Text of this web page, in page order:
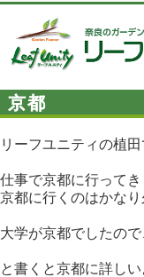
京都
リーフユニティの植田
仕事で京都に行ってき
京都に行くのはかなり
大学が京都でしたの
と書くと京都に詳し